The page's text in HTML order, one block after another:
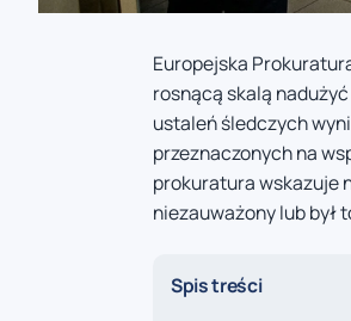
Europejska
rosnącą skalą
ustaleń śledczych
przeznaczonych na
prokuratura wskazuje
niezauważony lub był
Spis treści